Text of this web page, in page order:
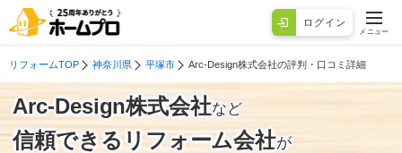
ログイン
メニュー
リフォームTOP 神奈川県 平塚市 Arc-Design株式会社の評判・口コミ詳細
Arc-Design株式会社など
信頼できるリフォーム会社が